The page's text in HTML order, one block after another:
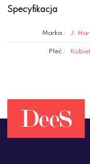
Specyfikacja
Marka : J.
Płeć :